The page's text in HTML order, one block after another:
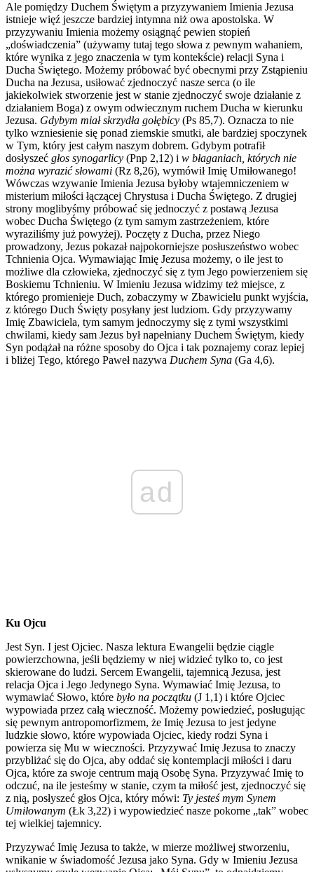
Ale pomiędzy Duchem Świętym a przyzywaniem Imienia Jezusa
istnieje więź jeszcze bardziej intymna niż owa apostolska. W
przyzywaniu Imienia możemy osiągnąć pewien stopień
„doświadczenia” (używamy tutaj tego słowa z pewnym wahaniem,
które wynika z jego znaczenia w tym kontekście) relacji Syna i
Ducha Świętego. Możemy próbować być obecnymi przy Zstąpieniu
Ducha na Jezusa, usiłować zjednoczyć nasze serca (o ile
jakiekolwiek stworzenie jest w stanie zjednoczyć swoje działanie z
działaniem Boga) z owym odwiecznym ruchem Ducha w kierunku
Jezusa. Gdybym miał skrzydła gołębicy (Ps 85,7). Oznacza to nie
tylko wzniesienie się ponad ziemskie smutki, ale bardziej spoczynek
w Tym, który jest całym naszym dobrem. Gdybym potrafił
dosłyszeć głos synogarlicy (Pnp 2,12) i w błaganiach, których nie
można wyrazić słowami (Rz 8,26), wymówił Imię Umiłowanego!
Wówczas wzywanie Imienia Jezusa byłoby wtajemniczeniem w
misterium miłości łączącej Chrystusa i Ducha Świętego. Z drugiej
strony moglibyśmy próbować się jednoczyć z postawą Jezusa
wobec Ducha Świętego (z tym samym zastrzeżeniem, które
wyraziliśmy już powyżej). Poczęty z Ducha, przez Niego
prowadzony, Jezus pokazał najpokorniejsze posłuszeństwo wobec
Tchnienia Ojca. Wymawiając Imię Jezusa możemy, o ile jest to
możliwe dla człowieka, zjednoczyć się z tym Jego powierzeniem się
Boskiemu Tchnieniu. W Imieniu Jezusa widzimy też miejsce, z
którego promienieje Duch, zobaczymy w Zbawicielu punkt wyjścia,
z którego Duch Święty posyłany jest ludziom. Gdy przyzywamy
Imię Zbawiciela, tym samym jednoczymy się z tymi wszystkimi
chwilami, kiedy sam Jezus był napełniany Duchem Świętym, kiedy
Syn podążał na różne sposoby do Ojca i tak poznajemy coraz lepiej
i bliżej Tego, którego Paweł nazywa Duchem Syna (Ga 4,6).
ad
Ku Ojcu
Jest Syn. I jest Ojciec. Nasza lektura Ewangelii będzie ciągle
powierzchowna, jeśli będziemy w niej widzieć tylko to, co jest
skierowane do ludzi. Sercem Ewangelii, tajemnicą Jezusa, jest
relacja Ojca i Jego Jedynego Syna. Wymawiać Imię Jezusa, to
wymawiać Słowo, które było na początku (J 1,1) i które Ojciec
wypowiada przez całą wieczność. Możemy powiedzieć, posługując
się pewnym antropomorfizmem, że Imię Jezusa to jest jedyne
ludzkie słowo, które wypowiada Ojciec, kiedy rodzi Syna i
powierza się Mu w wieczności. Przyzywać Imię Jezusa to znaczy
przybliżać się do Ojca, aby oddać się kontemplacji miłości i daru
Ojca, które za swoje centrum mają Osobę Syna. Przyzywać Imię to
odczuć, na ile jesteśmy w stanie, czym ta miłość jest, zjednoczyć się
z nią, posłyszeć głos Ojca, który mówi: Ty jesteś mym Synem
Umiłowanym (Łk 3,22) i wypowiedzieć nasze pokorne „tak” wobec
tej wielkiej tajemnicy.
Przyzywać Imię Jezusa to także, w mierze możliwej stworzeniu,
wnikanie w świadomość Jezusa jako Syna. Gdy w Imieniu Jezusa